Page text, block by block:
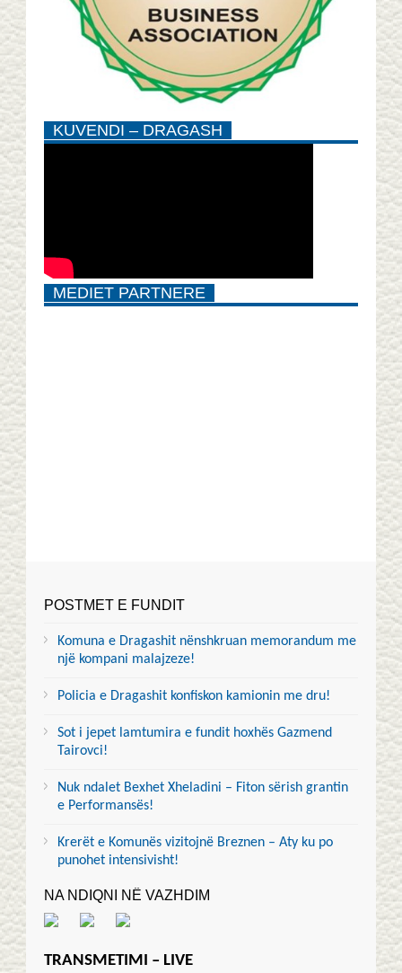
KUVENDI – DRAGASH
MEDIET PARTNERE
POSTMET E FUNDIT
Komuna e Dragashit nënshkruan memorandum me
një kompani malajzeze!
Policia e Dragashit konfiskon kamionin me dru!
Sot i jepet lamtumira e fundit hoxhës Gazmend
Tairovci!
Nuk ndalet Bexhet Xheladini – Fiton sërish grantin
e Performansës!
Krerët e Komunës vizitojnë Breznen – Aty ku po
punohet intensivisht!
NA NDIQNI NË VAZHDIM
TRANSMETIMI – LIVE